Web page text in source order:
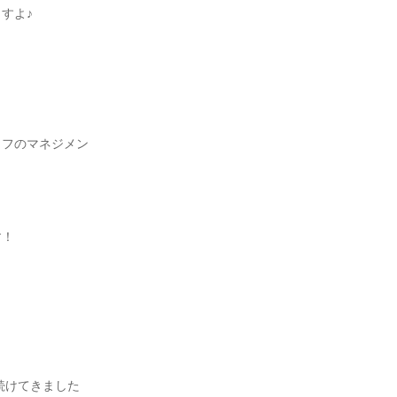
よ♪
のマネジメン
てきました